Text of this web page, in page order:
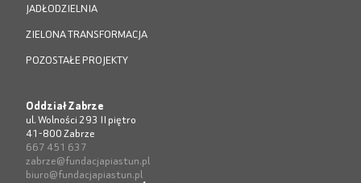
JADŁODZIELNIA
ZIELONA TRANSFORMACJA
POZOSTAŁE PROJEKTY
Oddział Zabrze
ul. Wolności 293 II piętro
41-800 Zabrze
667 451 637
zabrze@fundacjapiastun.pl
biuro@fundacjapiastun.pl